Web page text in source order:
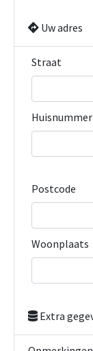
Uw adres
Straat
Huisnummer
Postcode
Woonplaats
Extra